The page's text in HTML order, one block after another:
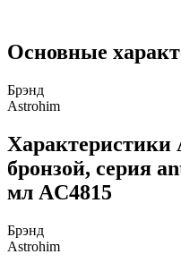
Основные
Брэнд
Astrohim
бронзой, серия
мл AC4815
Брэнд
Astrohim